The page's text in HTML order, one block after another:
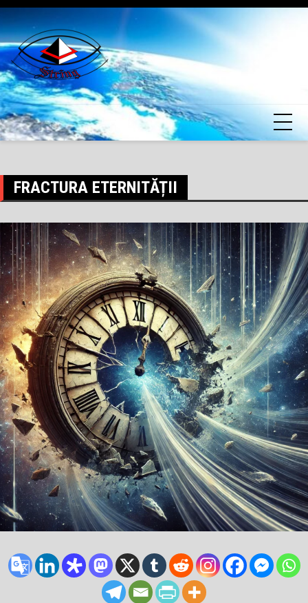
Skip
to
content
FRACTURA ETERNITĂȚII